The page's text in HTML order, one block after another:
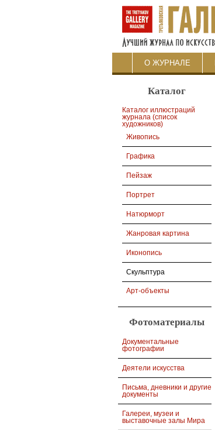
О ЖУРНАЛЕ
Каталог
Каталог иллюстраций
журнала (список
художников)
Живопись
Графика
Пейзаж
Портрет
Натюрморт
Жанровая картина
Иконопись
Скульптура
Арт-объекты
Фотоматериалы
Документальные
фотографии
Деятели искусства
Письма, дневники и другие
документы
Галереи, музеи и
выставочные залы Мира